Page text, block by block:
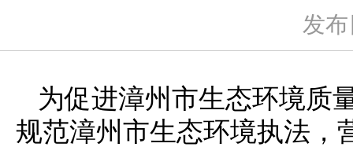
发
为促进漳州市生态环境质
规范漳州市生态环境执法，